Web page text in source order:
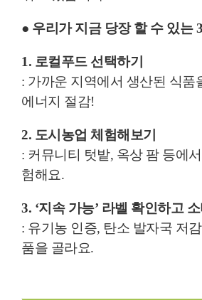
● 우리가 지금 당장 할 수 있는
1. 로컬푸드 선택하기
: 가까운 지역에서 생산된 식품
에너지 절감!
2. 도시농업 체험해보기
: 커뮤니티 텃밭, 옥상 팜 등에
험해요.
3. ‘지속 가능’ 라벨 확인하고 소
: 유기농 인증, 탄소 발자국 저
품을 골라요.